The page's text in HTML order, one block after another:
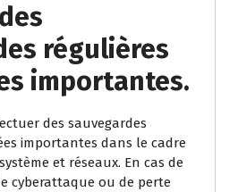
régulières
importantes.
des sauvegardes
importantes dans le cadre
et réseaux. En cas de
cyberattaque ou de perte